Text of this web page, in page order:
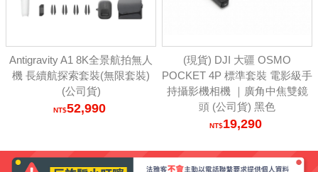
Antigravity A1 8K全景航拍無人
機 長續航探索套裝(無限套裝)
(公司貨)
52,990
(現貨) DJI 大疆 OSMO
POCKET 4P 標準套裝 電影級手
持攝影機相機 ｜廣角中焦雙鏡
頭 (公司貨) 黑色
19,290